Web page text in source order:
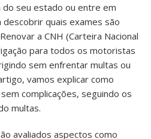
seu estado ou entre em
quais exames são
a CNH (Carteira Nacional
para todos os motoristas
sem enfrentar multas ou
vamos explicar como
complicações, seguindo os
multas.
avaliados aspectos como